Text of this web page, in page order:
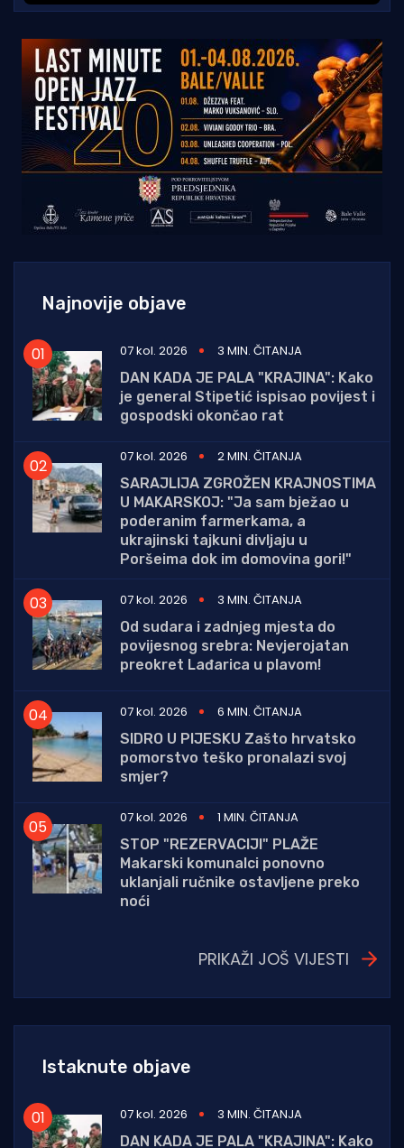
Najnovije objave
07 kol. 2026
3 MIN. ČITANJA
DAN KADA JE PALA "KRAJINA": Kako
je general Stipetić ispisao povijest i
gospodski okončao rat
07 kol. 2026
2 MIN. ČITANJA
SARAJLIJA ZGROŽEN KRAJNOSTIMA
U MAKARSKOJ: "Ja sam bježao u
poderanim farmerkama, a
ukrajinski tajkuni divljaju u
Poršeima dok im domovina gori!"
07 kol. 2026
3 MIN. ČITANJA
Od sudara i zadnjeg mjesta do
povijesnog srebra: Nevjerojatan
preokret Lađarica u plavom!
07 kol. 2026
6 MIN. ČITANJA
SIDRO U PIJESKU Zašto hrvatsko
pomorstvo teško pronalazi svoj
smjer?
07 kol. 2026
1 MIN. ČITANJA
STOP "REZERVACIJI" PLAŽE
Makarski komunalci ponovno
uklanjali ručnike ostavljene preko
noći
PRIKAŽI JOŠ VIJESTI
Istaknute objave
07 kol. 2026
3 MIN. ČITANJA
DAN KADA JE PALA "KRAJINA": Kako